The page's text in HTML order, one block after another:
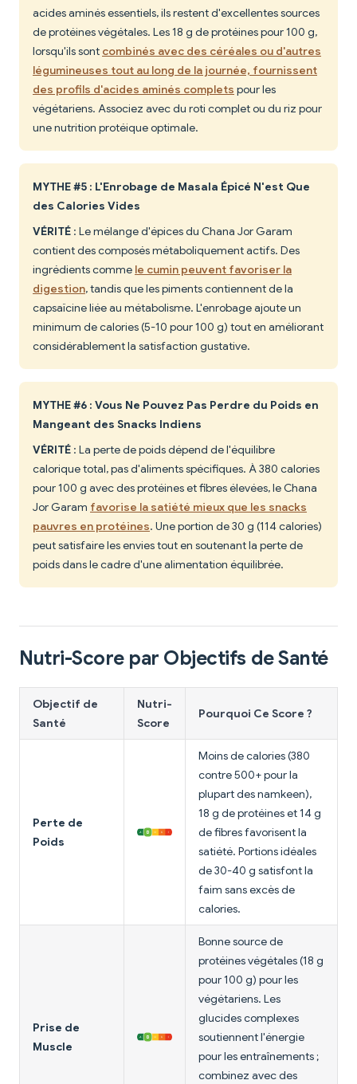
acides aminés essentiels, ils restent d'excellentes sources
de protéines végétales. Les 18 g de protéines pour 100 g,
lorsqu'ils sont combinés avec des céréales ou d'autres
légumineuses tout au long de la journée, fournissent
des profils d'acides aminés complets pour les
végétariens. Associez avec du roti complet ou du riz pour
une nutrition protéique optimale.
MYTHE #5 : L'Enrobage de Masala Épicé N'est Que
des Calories Vides
VÉRITÉ : Le mélange d'épices du Chana Jor Garam
contient des composés métaboliquement actifs. Des
ingrédients comme le cumin peuvent favoriser la
digestion, tandis que les piments contiennent de la
capsaïcine liée au métabolisme. L'enrobage ajoute un
minimum de calories (5-10 pour 100 g) tout en améliorant
considérablement la satisfaction gustative.
MYTHE #6 : Vous Ne Pouvez Pas Perdre du Poids en
Mangeant des Snacks Indiens
VÉRITÉ : La perte de poids dépend de l'équilibre
calorique total, pas d'aliments spécifiques. À 380 calories
pour 100 g avec des protéines et fibres élevées, le Chana
Jor Garam favorise la satiété mieux que les snacks
pauvres en protéines. Une portion de 30 g (114 calories)
peut satisfaire les envies tout en soutenant la perte de
poids dans le cadre d'une alimentation équilibrée.
Nutri-Score par Objectifs de Santé
Objectif de
Santé
Nutri-
Score
Pourquoi Ce Score ?
Perte de
Poids
Moins de calories (380
contre 500+ pour la
plupart des namkeen),
18 g de protéines et 14 g
de fibres favorisent la
satiété. Portions idéales
de 30-40 g satisfont la
faim sans excès de
calories.
Prise de
Muscle
Bonne source de
protéines végétales (18 g
pour 100 g) pour les
végétariens. Les
glucides complexes
soutiennent l'énergie
pour les entraînements ;
combinez avec des